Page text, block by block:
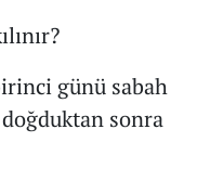
günü sabah
doğduktan sonra